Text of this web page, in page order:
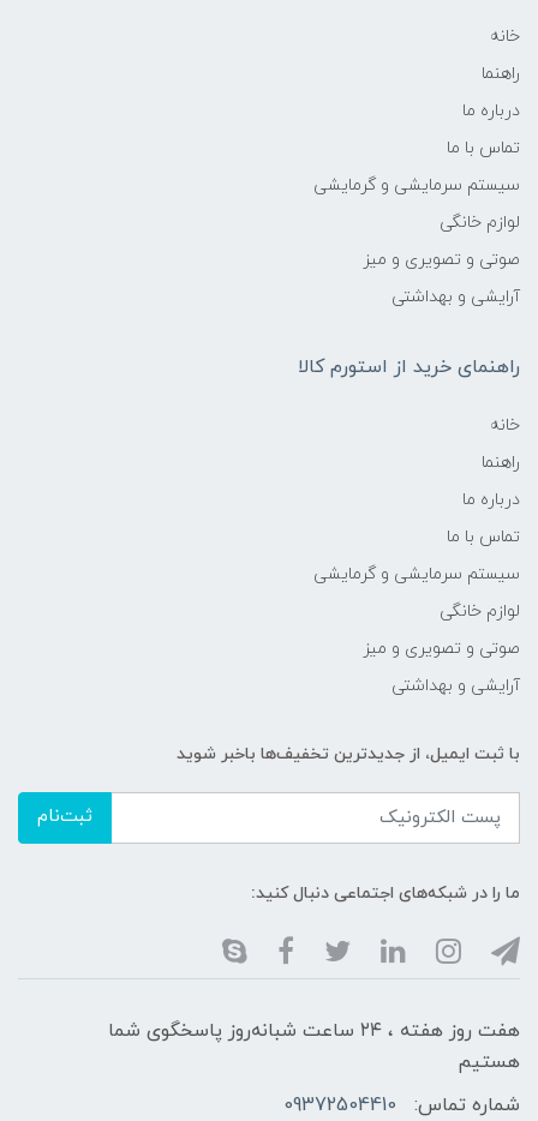
خانه
راهنما
درباره ما
تماس با ما
سیستم سرمایشی و گرمایشی
لوازم خانگی
صوتی و تصویری و میز
آرایشی و بهداشتی
راهنمای خرید از استورم کالا
خانه
راهنما
درباره ما
تماس با ما
سیستم سرمایشی و گرمایشی
لوازم خانگی
صوتی و تصویری و میز
آرایشی و بهداشتی
با ثبت ایمیل، از جدید‌ترین تخفیف‌ها با‌خبر شوید
ثبت‌نام
ما را در شبکه‌های اجتماعی دنبال کنید:
هفت روز هفته ، ۲۴ ساعت شبانه‌روز پاسخگوی شما
هستیم
شماره تماس:
09372504410